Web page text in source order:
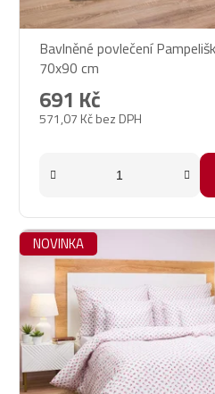
Bavlněné povlečení
70x90 cm
571,07 Kč bez DPH
691 Kč
NOVINKA